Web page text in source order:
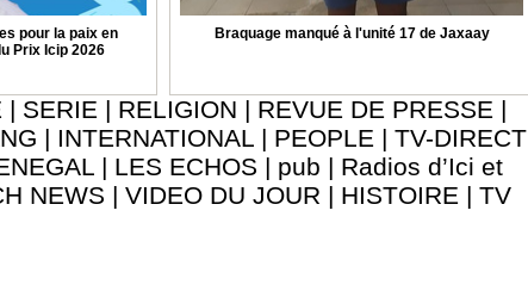
pour la paix en
Prix Icip 2026
Braquage manqué à l'unité 17 de Jaxaay
| SERIE | RELIGION | REVUE DE PRESSE |
| INTERNATIONAL | PEOPLE | TV-DIRECT
| LES ECHOS | pub | Radios d’Ici et
NEWS | VIDEO DU JOUR | HISTOIRE | TV